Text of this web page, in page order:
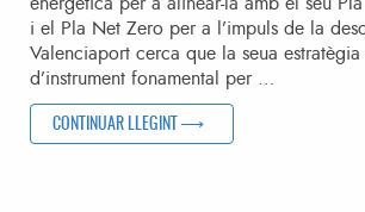
energètica per a alinear-la amb el seu
i el Pla Net Zero per a l’impuls de la
Valenciaport cerca que la seua estratègia
d’instrument fonamental per …
CONTINUAR LLEGINT “VALENCIAPORT ACTUALITZA